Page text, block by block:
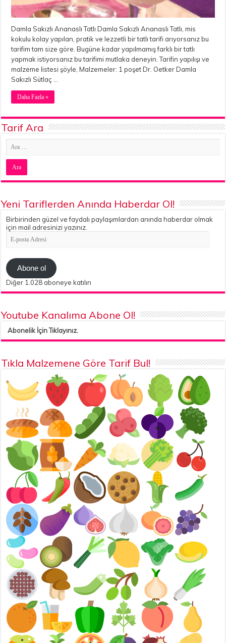
Damla Sakızlı Ananaslı Tatlı Damla Sakızlı Ananaslı Tatlı, mis
kokulu kolay yapılan, pratik ve lezzetli bir tatlı tarifi arıyorsanız bu
tarifim tam size göre. Bugüne kadar yapılmamış farklı bir tatlı
yapmak istiyorsanız bu tarifimi mutlaka deneyin. Tarifin yapılışı ve
malzeme listesi şöyle, Malzemeler: 1 poşet Dr. Oetker Damla
Sakızlı Sütlaç …
Daha Fazla »
Tarif Ara
Yeni Tariflerden Anında Haberdar Ol!
Birbirinden güzel ve faydalı paylaşımlardan anında haberdar olmak
için mail adresinizi yazınız.
E-
posta
Abone ol
Diğer 1.028 aboneye katılın
Youtube Kanalıma Abone Ol!
Abonelik İçin Tıklayınız.
Tıkla Malzemene Göre Tarif Bul!